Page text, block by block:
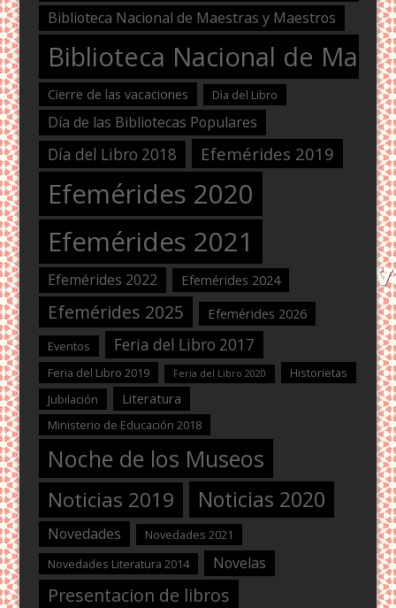
Biblioteca Nacional de Maestras y Maestros
Biblioteca Nacional de
Cierre de las vacaciones Dìa del Libro
Día de las Bibliotecas Populares
Día del Libro 2018 Efemérides 2019
Efemérides 2020
Efemérides 2021
Efemérides 2022 Efemérides 2024
Efemérides 2025 Efemérides 2026
Eventos Feria del Libro 2017
Feria del Libro 2019 Feria del Libro 2020
Historietas
Jubilación
Literatura
Ministerio de Educación 2018
Noche de los Museos
Noticias 2019 Noticias 2020
Novedades
Novedades 2021
Novedades Literatura 2014
Novelas
Presentacion de libros